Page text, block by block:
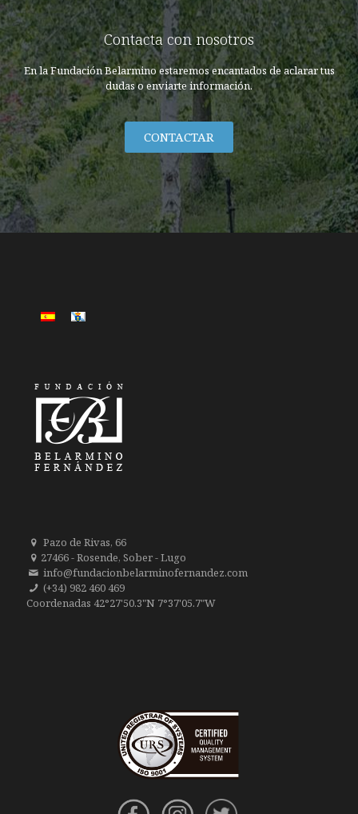
Contacta con nosotros
En la Fundación Belarmino estaremos encantados de aclarar tus
dudas o enviarte información.
CONTACTAR
Pazo de Rivas, 66
27466 - Rosende, Sober - Lugo
info@fundacionbelarminofernandez.com
(+34) 982 460 469
Coordenadas 42°27'50.3"N 7°37'05.7"W